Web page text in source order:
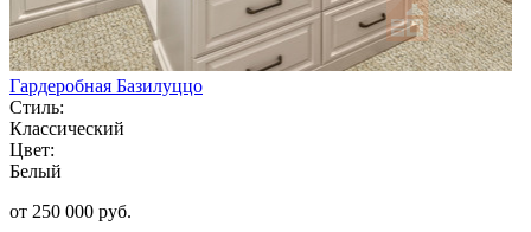
Гардеробная Базилуццо
Стиль:
Классический
Цвет:
Белый
от 250 000 руб.